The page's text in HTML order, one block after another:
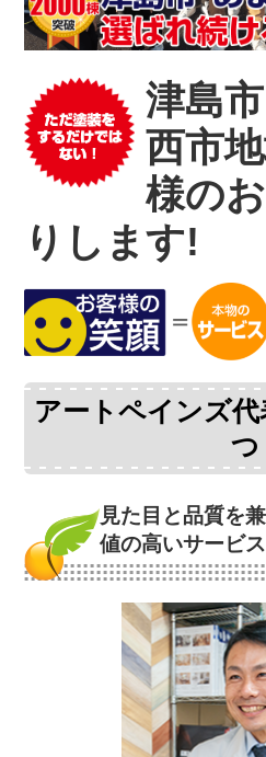
津島
西市
様の
りします!
アートペインズ
つ
見た目と品質を
値の高いサービ